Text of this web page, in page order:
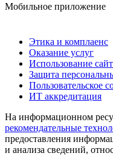
Мобильное приложение
Этика и комплаенс
Оказание услуг
Использование
Защита
Пользовательское
ИТ аккредитация
На информационном
рекомендательные
предоставления
и анализа сведений,